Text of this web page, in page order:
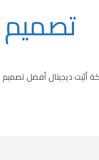
أبّيت ديجيتال أفضل